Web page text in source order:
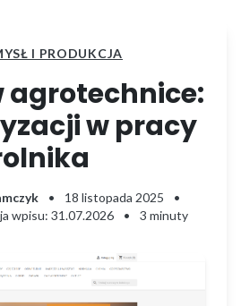
I PRODUKCJA
agrotechnice:
w pracy
• 18 listopada 2025
•
wpisu: 31.07.2026
• 3 minuty